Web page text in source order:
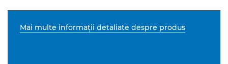
Mai multe informaţii detaliate despre produs